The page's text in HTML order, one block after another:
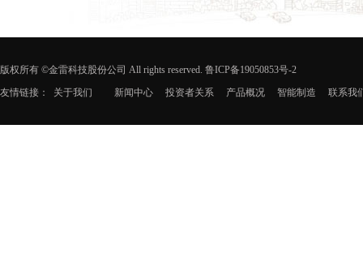
版权所有 ©金雷科技股份公司 All rights reserved. 鲁ICP备19050853号-2
友情链接：
关于我们 新闻中心 投资者关系 产品概况 智能制造 联系我